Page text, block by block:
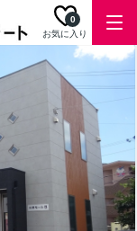
お気に入り
0